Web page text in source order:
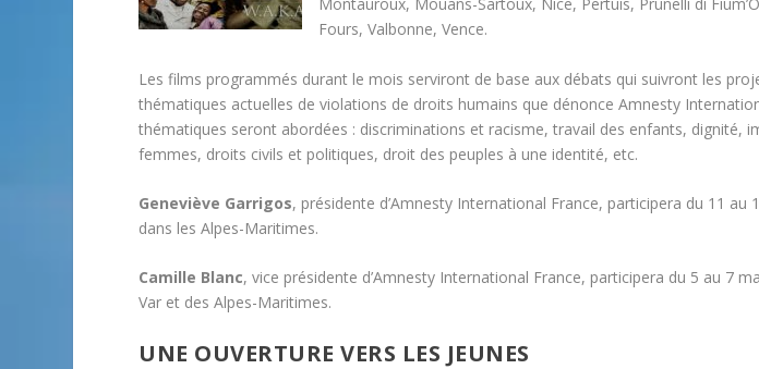
Fours, Valbonne, Vence.
Les films programmés durant le mois serviront de base aux débats qui suivront les
thématiques actuelles de violations de droits humains que dénonce Amnesty
thématiques seront abordées : discriminations et racisme, travail des enfants, dignité,
femmes, droits civils et politiques, droit des peuples à une identité, etc.
Geneviève Garrigos, présidente d’Amnesty International France, participera du 11
dans les Alpes-Maritimes.
Camille Blanc, vice présidente d’Amnesty International France, participera du 5 au 7
Var et des Alpes-Maritimes.
UNE OUVERTURE VERS LES JEUNES